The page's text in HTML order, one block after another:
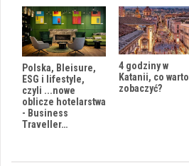
Polska, Bleisure,
ESG i lifestyle,
czyli ...nowe
oblicze hotelarstwa
- Business
Traveller…
4 godziny w
Katanii, co warto
zobaczyć?